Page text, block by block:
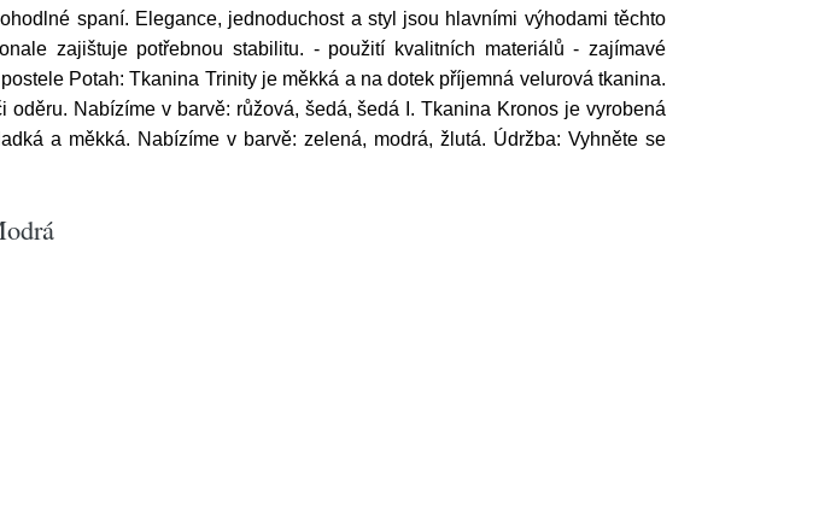
spaní. Elegance, jednoduchost a styl jsou hlavními výhodami těchto
zajištuje potřebnou stabilitu. - použití kvalitních materiálů - zajímavé
Potah: Tkanina Trinity je měkká a na dotek příjemná velurová tkanina.
Nabízíme v barvě: růžová, šedá, šedá I. Tkanina Kronos je vyrobená
a měkká. Nabízíme v barvě: zelená, modrá, žlutá. Údržba: Vyhněte se